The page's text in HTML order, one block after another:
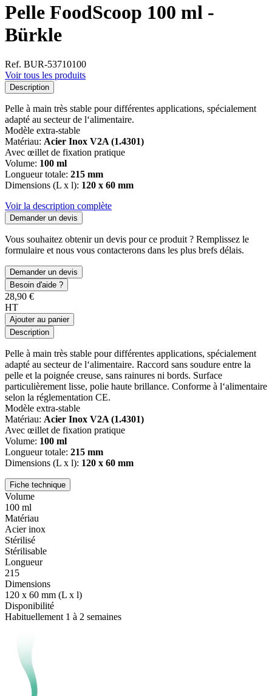
Pelle FoodScoop 100 ml -
Bürkle
Ref. BUR-53710100
Voir tous les produits
Description
Pelle à main très stable pour différentes applications, spécialement
adapté au secteur de l‘alimentaire.
Modèle extra-stable
Matériau: Acier Inox V2A (1.4301)
Avec œillet de fixation pratique
Volume: 100 ml
Longueur totale: 215 mm
Dimensions (L x l): 120 x 60 mm
Voir la description complète
Demander un devis
Vous souhaitez obtenir un devis pour ce produit ? Remplissez le
formulaire et nous vous contacterons dans les plus brefs délais.
Demander un devis
Besoin d'aide ?
28,90 €
HT
Ajouter au panier
Description
Pelle à main très stable pour différentes applications, spécialement
adapté au secteur de l‘alimentaire. Raccord sans soudure entre la
pelle et la poignée creuse, sans rainures ni bords. Surface
particulièrement lisse, polie haute brillance. Conforme à l‘alimentaire
selon la réglementation CE.
Modèle extra-stable
Matériau: Acier Inox V2A (1.4301)
Avec œillet de fixation pratique
Volume: 100 ml
Longueur totale: 215 mm
Dimensions (L x l): 120 x 60 mm
Fiche technique
Volume
100 ml
Matériau
Acier inox
Stérilisé
Stérilisable
Longueur
215
Dimensions
120 x 60 mm (L x l)
Disponibilité
Habituellement 1 à 2 semaines